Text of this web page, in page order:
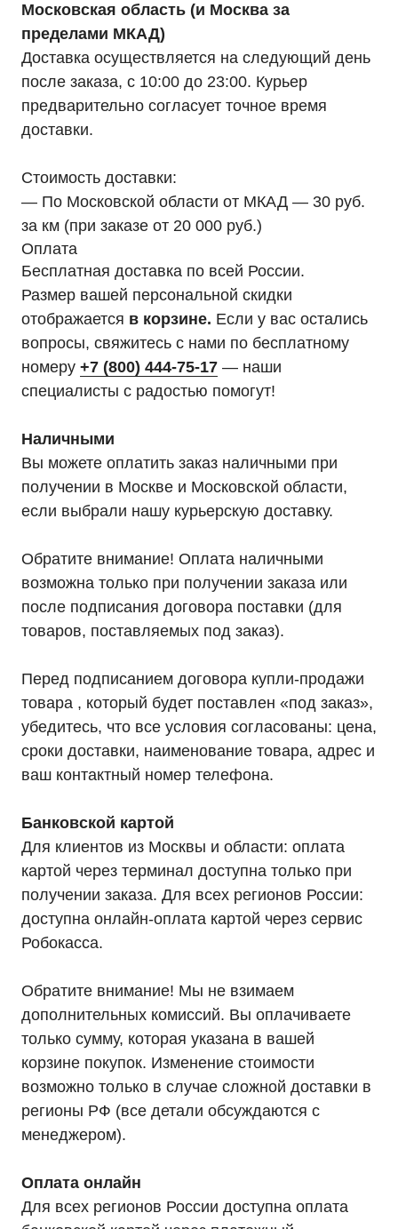
Московская область (и Москва за
пределами МКАД)
Доставка осуществляется на следующий день
после заказа, с 10:00 до 23:00. Курьер
предварительно согласует точное время
доставки.
Стоимость доставки:
— По Московской области от МКАД — 30 руб.
за км (при заказе от 20 000 руб.)
Оплата
Бесплатная доставка по всей России.
Размер вашей персональной скидки
отображается в корзине. Если у вас остались
вопросы, свяжитесь с нами по бесплатному
номеру +7 (800) 444-75-17 — наши
специалисты с радостью помогут!
Наличными
Вы можете оплатить заказ наличными при
получении в Москве и Московской области,
если выбрали нашу курьерскую доставку.
Обратите внимание! Оплата наличными
возможна только при получении заказа или
после подписания договора поставки (для
товаров, поставляемых под заказ).
Перед подписанием договора купли-продажи
товара , который будет поставлен «под заказ»,
убедитесь, что все условия согласованы: цена,
сроки доставки, наименование товара, адрес и
ваш контактный номер телефона.
Банковской картой
Для клиентов из Москвы и области: оплата
картой через терминал доступна только при
получении заказа. Для всех регионов России:
доступна онлайн-оплата картой через сервис
Робокасса.
Обратите внимание! Мы не взимаем
дополнительных комиссий. Вы оплачиваете
только сумму, которая указана в вашей
корзине покупок. Изменение стоимости
возможно только в случае сложной доставки в
регионы РФ (все детали обсуждаются с
менеджером).
Оплата онлайн
Для всех регионов России доступна оплата
Мы являемся
официальным
дилером «HIDEN"
Телефон:
Оставьте заявку на подбор ИБП
и наши менеджеры помогут вам
подобрать подходящий вариант
Оставить заявку
Однофазные ИБП
Трехфазные ИБП
ИБП напольные Tower
ИБП стоечные Rack
ИБП с встроенными АКБ
ИБП Hiden Standart
ИБП Hiden Expert
Комплекты ИБП для котлов
Решения для предзапуска генераторов
Аккумуляторы для ИБП